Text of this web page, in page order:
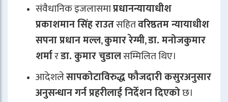
संवैधानिक इजलासमाप्रधानन्यायाधीश
प्रकाशमान सिंह राउतसहितवरिष्ठतम न्यायाधीश
सपना प्रधान मल्ल,कुमार रेग्मी,डा. मनोजकुमार
शर्मारडा. कुमार चुडालसम्मिलित थिए।
आदेशलेसापकोटाविरुद्ध फौजदारी कसुरअनुसार
अनुसन्धान गर्न प्रहरीलाई निर्देशन दिएकोछ।